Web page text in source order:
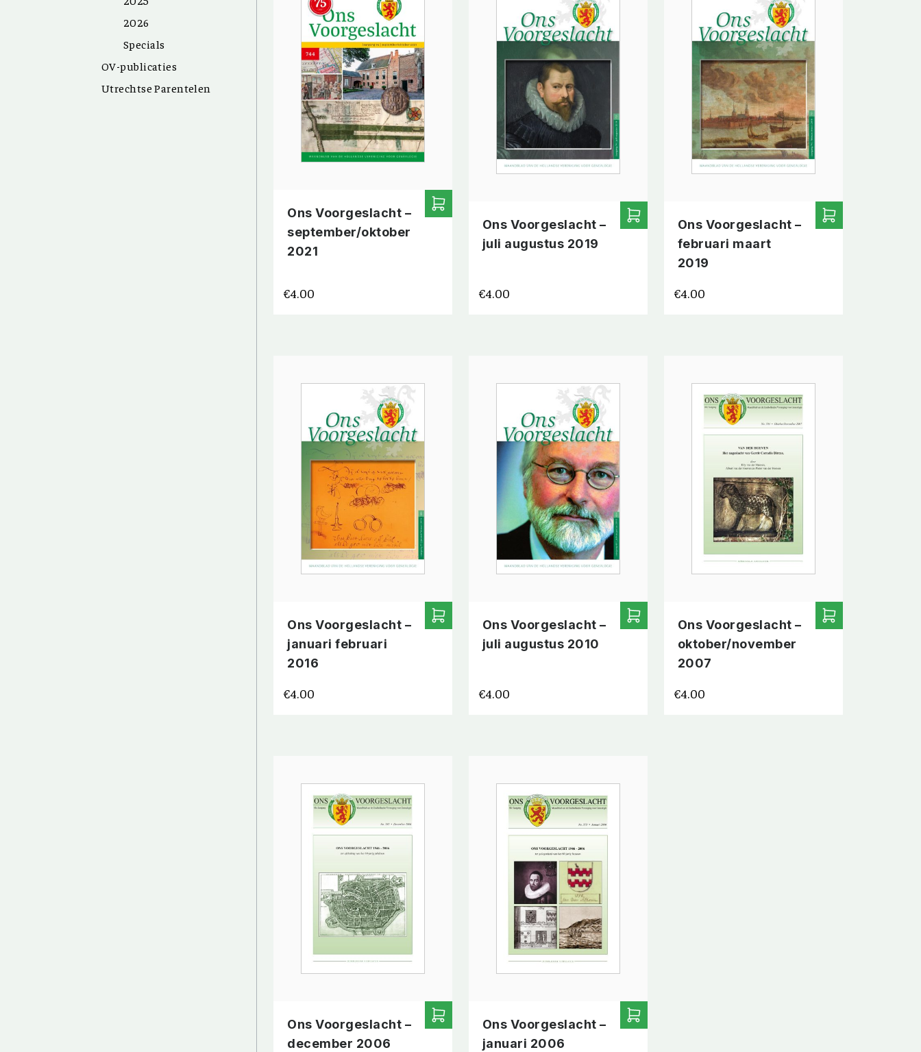
2026
Specials
OV-publicaties
Utrechtse Parentelen
Ons Voorgeslacht –
september/oktober
2021
€4.00
Ons Voorgeslacht –
juli augustus 2019
€4.00
Ons Voorgeslacht –
februari maart
2019
€4.00
Ons Voorgeslacht –
januari februari
2016
€4.00
Ons Voorgeslacht –
juli augustus 2010
€4.00
Ons Voorgeslacht –
oktober/november
2007
€4.00
Ons Voorgeslacht –
december 2006
Ons Voorgeslacht –
januari 2006